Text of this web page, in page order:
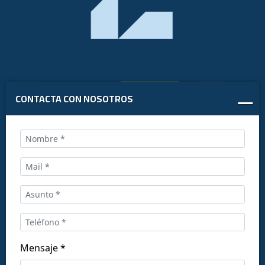
CONTACTA CON NOSOTROS
Mensaje *
Llámanos al:
+34 916169710